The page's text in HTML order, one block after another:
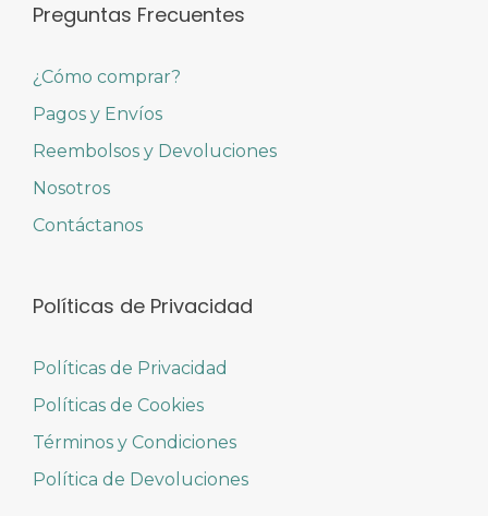
Preguntas Frecuentes
¿Cómo comprar?
Pagos y Envíos
Reembolsos y Devoluciones
Nosotros
Contáctanos
Políticas de Privacidad
Políticas de Privacidad
Políticas de Cookies
Términos y Condiciones
Política de Devoluciones